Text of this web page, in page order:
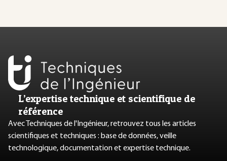
L’expertise technique et scientifique de
référence
Avec Techniques de l'Ingénieur, retrouvez tous les articles
scientifiques et techniques : base de données, veille
technologique, documentation et expertise technique.